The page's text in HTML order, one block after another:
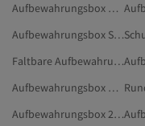
Aufbewahrungsbox Glas
Aufbewahrungsbox Stapelbar
Faltbare Aufbewahrungsbox
Aufbewahrungsbox Baumwolle
Aufbewahrungsbox 25X25X25